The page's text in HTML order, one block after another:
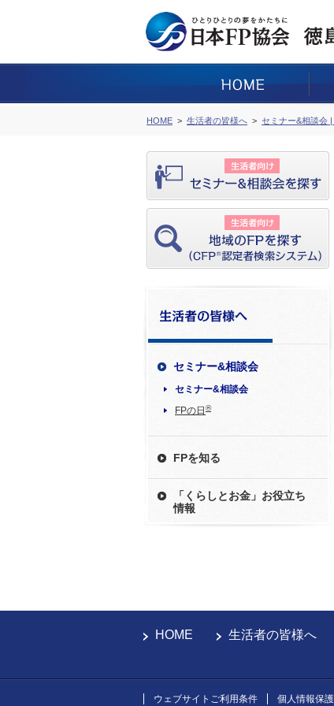
HOME 生活者の皆様へ セミナー&相談会
セミナー&相談会
セミナー&相談会
FPの日 ®
FPを知る
「くらしとお金」お役立ち
情報
HOME 生活者の皆様へ
ウェブサイトご利用条件 個人情報保